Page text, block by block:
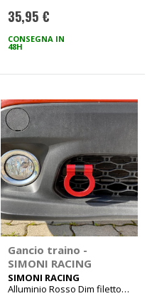
35,95 €
CONSEGNA IN
48H
Gancio traino -
SIMONI RACING
SIMONI RACING
Alluminio Rosso Dim filetto